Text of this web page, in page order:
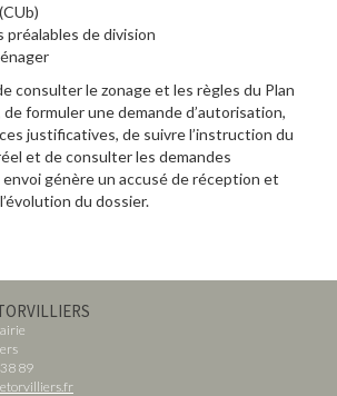
préalables de division
consulter le zonage et les règles du Plan
de formuler une demande d’autorisation,
justificatives, de suivre l’instruction du
et de consulter les demandes
génère un accusé de réception et
du dossier.
89